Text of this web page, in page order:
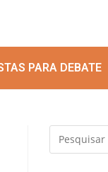
PARA DEBATE